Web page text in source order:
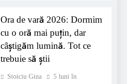
Ora de vară 2026: Dormim
cu o oră mai puțin, dar
câștigăm lumină. Tot ce
trebuie să știi
Stoiciu Gina
5 luni în